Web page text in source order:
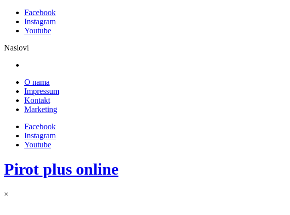
Facebook
Instagram
Youtube
Naslovi
O nama
Impressum
Kontakt
Marketing
Facebook
Instagram
Youtube
Pirot plus online
×